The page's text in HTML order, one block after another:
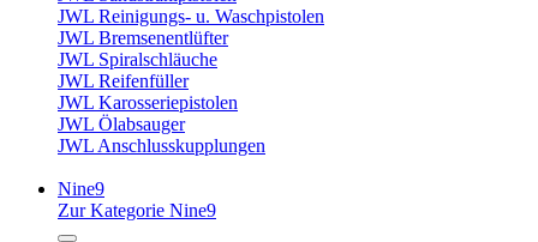
JWL Reinigungs- u. Waschpistolen
JWL Bremsenentlüfter
JWL Spiralschläuche
JWL Reifenfüller
JWL Karosseriepistolen
JWL Ölabsauger
JWL Anschlusskupplungen
Nine9
Zur Kategorie Nine9